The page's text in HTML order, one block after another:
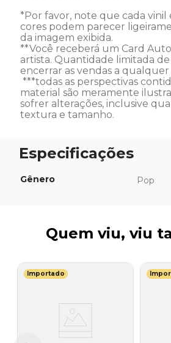
*Por favor, note que cada vinil
cores podem parecer
da imagem exibida.
**Você receberá um Card
artista. Quantidade limitada
encerrar as vendas a
material são meramente
sofrer alterações, inclusive
textura e tamanho.
Gênero Pop
Quem viu, viu
Importado